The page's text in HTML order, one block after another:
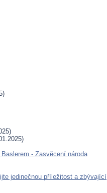
- Zasvěcení národa
jedinečnou příležitost a zbývající